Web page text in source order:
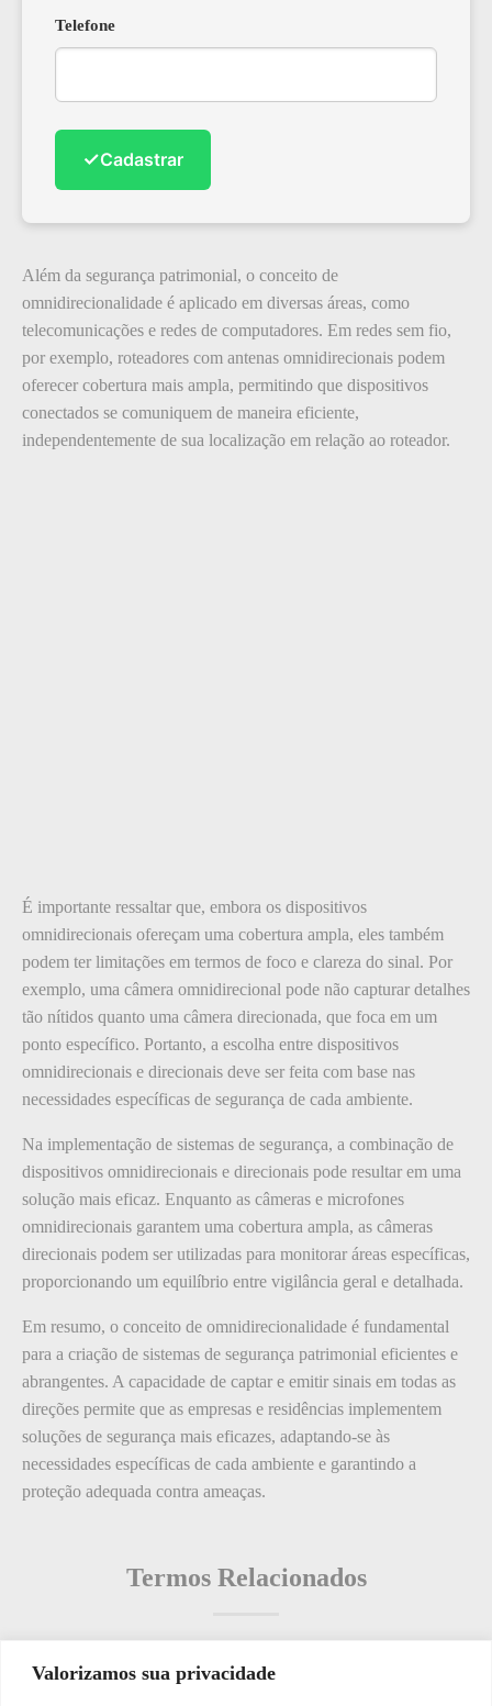
Valorizamos sua privacidade
Telefone
✓Cadastrar
Além da segurança patrimonial, o conceito de
omnidirecionalidade é aplicado em diversas áreas, como
telecomunicações e redes de computadores. Em redes sem fio,
por exemplo, roteadores com antenas omnidirecionais podem
oferecer cobertura mais ampla, permitindo que dispositivos
conectados se comuniquem de maneira eficiente,
independentemente de sua localização em relação ao roteador.
É importante ressaltar que, embora os dispositivos
omnidirecionais ofereçam uma cobertura ampla, eles também
podem ter limitações em termos de foco e clareza do sinal. Por
exemplo, uma câmera omnidirecional pode não capturar detalhes
tão nítidos quanto uma câmera direcionada, que foca em um
ponto específico. Portanto, a escolha entre dispositivos
omnidirecionais e direcionais deve ser feita com base nas
necessidades específicas de segurança de cada ambiente.
Na implementação de sistemas de segurança, a combinação de
dispositivos omnidirecionais e direcionais pode resultar em uma
solução mais eficaz. Enquanto as câmeras e microfones
omnidirecionais garantem uma cobertura ampla, as câmeras
direcionais podem ser utilizadas para monitorar áreas específicas,
proporcionando um equilíbrio entre vigilância geral e detalhada.
Em resumo, o conceito de omnidirecionalidade é fundamental
para a criação de sistemas de segurança patrimonial eficientes e
abrangentes. A capacidade de captar e emitir sinais em todas as
direções permite que as empresas e residências implementem
soluções de segurança mais eficazes, adaptando-se às
necessidades específicas de cada ambiente e garantindo a
proteção adequada contra ameaças.
Termos Relacionados
Termos populares